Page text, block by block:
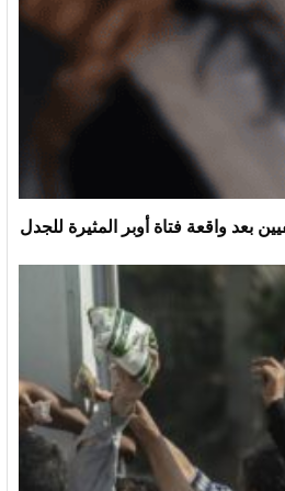
بعد واقعة فتاة أوبر المثيرة للجدل